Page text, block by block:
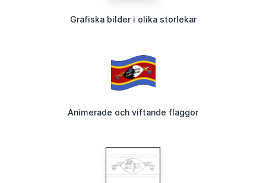
Grafiska bilder i olika storlekar
Animerade och viftande flaggor